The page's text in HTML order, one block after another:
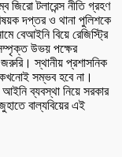
জিরো টলারেন্স নীতি গ্রহণ
দপ্তর ও থানা পুলিশকে
বেআইনি বিয়ে রেজিস্ট্রি
উভয় পক্ষের
স্থানীয় প্রশাসনিক
সম্ভব হবে না।
ব্যবস্থা নিয়ে সরকার
বাল্যবিয়ের এই